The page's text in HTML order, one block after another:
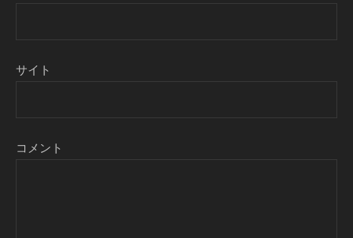
サイト
コメント